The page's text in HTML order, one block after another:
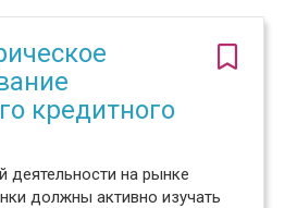
кредитного
деятельности на рынке
должны активно изучать